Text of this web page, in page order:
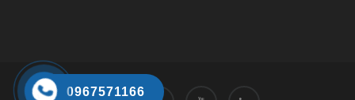
0967571166